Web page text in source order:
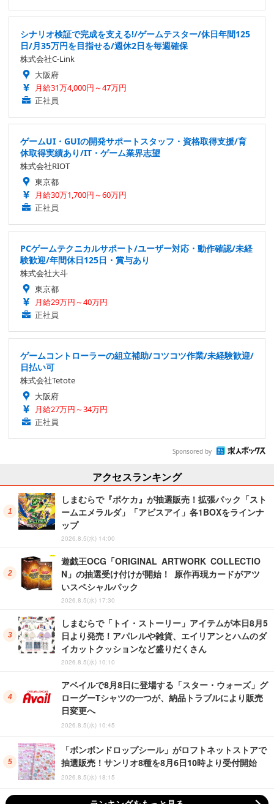
シナリオ検証で完成を支える!/ゲームテスター/休日年間125
日/月35万円を目指せる/週休2日を毎週確保
株式会社C-Link
大阪府
月給31万4,000円～47万円
正社員
ゲームUI・GUIの開発サポートスタッフ・資格取得支援/育
休取得実績あり/IT・ゲーム業界志望
株式会社RIOT
東京都
月給30万1,700円～60万円
正社員
PCゲームテクニカルサポート/ユーザー対応・動作確認/未経
験歓迎/年間休日125日・賞与あり
株式会社大斗
東京都
月給29万円～40万円
正社員
ゲームコントローラーの組立補助/コツコツ作業/未経験歓迎/
日払い可
株式会社Tetote
大阪府
月給27万円～34万円
正社員
Sponsored by
アクセスランキング
しまむらで『ポケカ』が抽選販売！拡張パック「スト
ームエメラルダ」「アビスアイ」各1BOXをラインナ
ップ
2026.8.5(水) 14:00
遊戯王OCG「ORIGINAL ARTWORK COLLECTIO
N」の抽選受け付けが開始！ 原作再現カードがアツ
いスペシャルパック
2026.8.5(水) 17:30
しまむらで「トイ・ストーリー」アイテムが本日8月5
日より発売！アパレルや雑貨、エイリアンとハムのダ
イカットクッションなど盛りだくさん
2026.8.5(水) 10:10
アベイルで8月8日に登場する「スター・ウォーズ」グ
ローグーTシャツの一つが、納品トラブルにより販売
日変更へ
2026.8.5(水) 10:45
「ボンボンドロップシール」がロフトネットストアで
抽選販売！サンリオ8種を8月6日10時より受付開始
2026.8.5(水) 18:15